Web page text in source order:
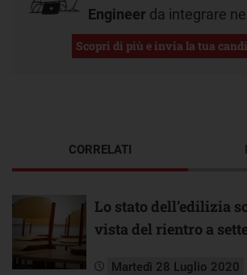
Engineer da integrare
Scopri di più e invia la tua
CORRELATI
Lo stato dell’edilizia
vista del rientro a
Martedì 28 Luglio 2020